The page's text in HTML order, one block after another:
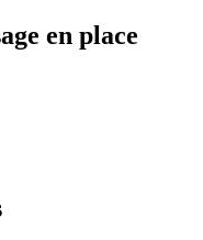
en place